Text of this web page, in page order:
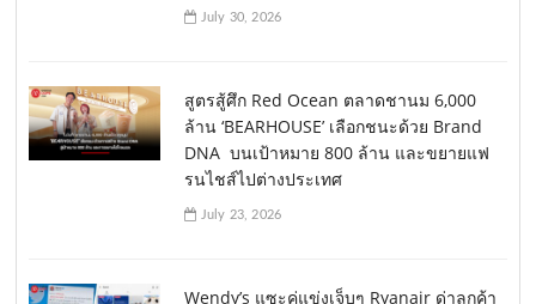
July 30, 2026
สูตรสู้ศึก Red Ocean ตลาดชานม 6,000
ล้าน ‘BEARHOUSE’ เลือกชนะด้วย Brand
DNA บนเป้าหมาย 800 ล้าน และขยายแฟ
รนไชส์ไปต่างประเทศ
July 23, 2026
Wendy’s แซะคู่แข่งเจ็บๆ Ryanair ด่าลูกค้า